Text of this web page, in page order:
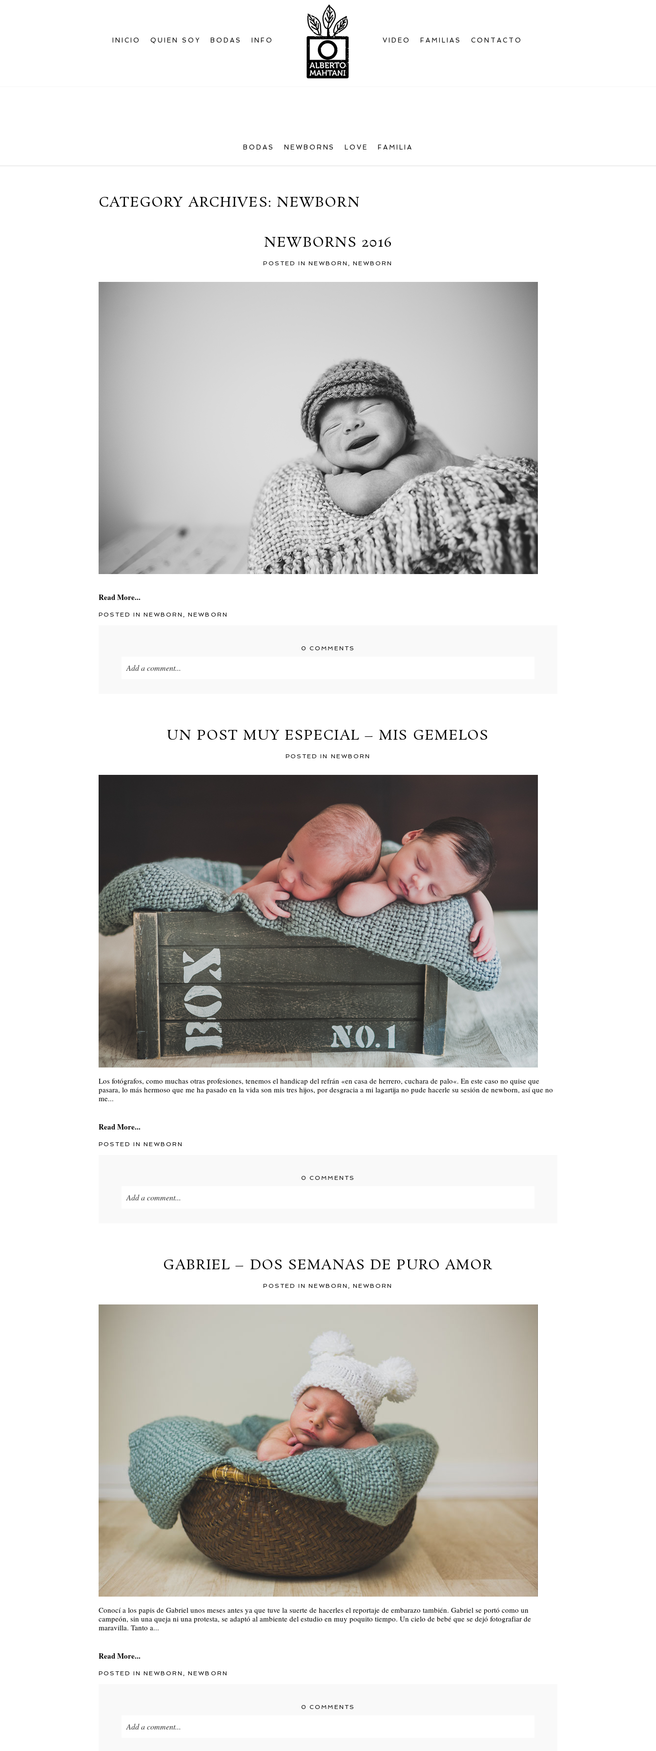
INICIO QUIEN SOY BODAS INFO VIDEO FAMILIAS CONTACTO
BODAS NEWBORNS LOVE FAMILIA
CATEGORY ARCHIVES: NEWBORN
NEWBORNS 2016
POSTED IN NEWBORN ,NEWBORN
Read More...
POSTED IN NEWBORN ,NEWBORN
0 COMMENTS
Add a comment...
POST COMMENTUN POST MUY ESPECIAL – MIS GEMELOS
POSTED IN NEWBORN
Los fotógrafos, como muchas otras profesiones, tenemos el handicap del refrán «en casa de herrero, cuchara de palo«. En este caso no quise que
pasara, lo más hermoso que me ha pasado en la vida son mis tres hijos, por desgracia a mi lagartija no pude hacerle su sesión de newborn, así que no
me...
Read More...
POSTED IN NEWBORN
0 COMMENTS
Add a comment...
POST COMMENTGABRIEL – DOS SEMANAS DE PURO AMOR
POSTED IN NEWBORN ,NEWBORN
Conocí a los papis de Gabriel unos meses antes ya que tuve la suerte de hacerles el reportaje de embarazo también. Gabriel se portó como un
campeón, sin una queja ni una protesta, se adaptó al ambiente del estudio en muy poquito tiempo. Un cielo de bebé que se dejó fotografiar de
maravilla. Tanto a...
Read More...
POSTED IN NEWBORN ,NEWBORN
0 COMMENTS
Add a comment...